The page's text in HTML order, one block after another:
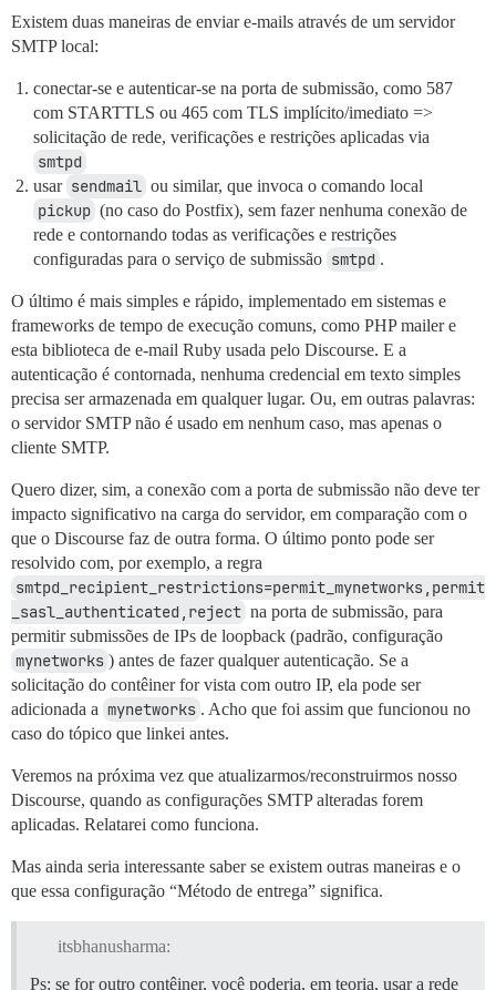
Existem duas maneiras de enviar e-mails através de um servidor
SMTP local:
conectar-se e autenticar-se na porta de submissão, como 587
com STARTTLS ou 465 com TLS implícito/imediato =>
solicitação de rede, verificações e restrições aplicadas via
smtpd
usar sendmail ou similar, que invoca o comando local
pickup (no caso do Postfix), sem fazer nenhuma conexão de
rede e contornando todas as verificações e restrições
configuradas para o serviço de submissão smtpd .
O último é mais simples e rápido, implementado em sistemas e
frameworks de tempo de execução comuns, como PHP mailer e
esta biblioteca de e-mail Ruby usada pelo Discourse. E a
autenticação é contornada, nenhuma credencial em texto simples
precisa ser armazenada em qualquer lugar. Ou, em outras palavras:
o servidor SMTP não é usado em nenhum caso, mas apenas o
cliente SMTP.
Quero dizer, sim, a conexão com a porta de submissão não deve ter
impacto significativo na carga do servidor, em comparação com o
que o Discourse faz de outra forma. O último ponto pode ser
resolvido com, por exemplo, a regra
smtpd_recipient_restrictions=permit_mynetworks,permit
_sasl_authenticated,reject na porta de submissão, para
permitir submissões de IPs de loopback (padrão, configuração
mynetworks ) antes de fazer qualquer autenticação. Se a
solicitação do contêiner for vista com outro IP, ela pode ser
adicionada a mynetworks . Acho que foi assim que funcionou no
caso do tópico que linkei antes.
Veremos na próxima vez que atualizarmos/reconstruirmos nosso
Discourse, quando as configurações SMTP alteradas forem
aplicadas. Relatarei como funciona.
Mas ainda seria interessante saber se existem outras maneiras e o
que essa configuração “Método de entrega” significa.
itsbhanusharma:
Ps: se for outro contêiner, você poderia, em teoria, usar a rede